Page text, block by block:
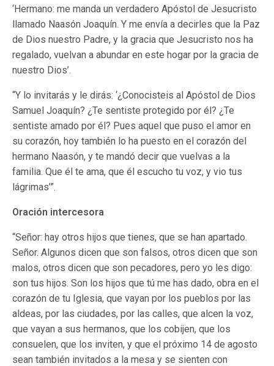
‘Hermano: me manda un verdadero Apóstol de Jesucristo
llamado Naasón Joaquín. Y me envía a decirles que la Paz
de Dios nuestro Padre, y la gracia que Jesucristo nos ha
regalado, vuelvan a abundar en este hogar por la gracia de
nuestro Dios’.
“Y lo invitarás y le dirás: ‘¿Conocisteis al Apóstol de Dios
Samuel Joaquín? ¿Te sentiste protegido por él? ¿Te
sentiste amado por él? Pues aquel que puso el amor en
su corazón, hoy también lo ha puesto en el corazón del
hermano Naasón, y te mandó decir que vuelvas a la
familia. Que él te ama, que él escucho tu voz, y vio tus
lágrimas’”.
Oración intercesora
“Señor: hay otros hijos que tienes, que se han apartado.
Señor. Algunos dicen que son falsos, otros dicen que son
malos, otros dicen que son pecadores, pero yo les digo:
son tus hijos. Son los hijos que tú me has dado, obra en el
corazón de tu Iglesia, que vayan por los pueblos por las
aldeas, por las ciudades, por las calles, que alcen la voz,
que vayan a sus hermanos, que los cobijen, que los
consuelen, que los inviten, y que el próximo 14 de agosto
sean también invitados a la mesa y se sienten con